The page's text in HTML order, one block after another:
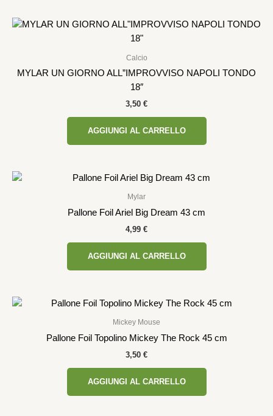
Calcio
MYLAR UN GIORNO ALL”IMPROVVISO NAPOLI TONDO
18″
3,50 €
AGGIUNGI AL CARRELLO
Mylar
Pallone Foil Ariel Big Dream 43 cm
4,99 €
AGGIUNGI AL CARRELLO
Mickey Mouse
Pallone Foil Topolino Mickey The Rock 45 cm
3,50 €
AGGIUNGI AL CARRELLO